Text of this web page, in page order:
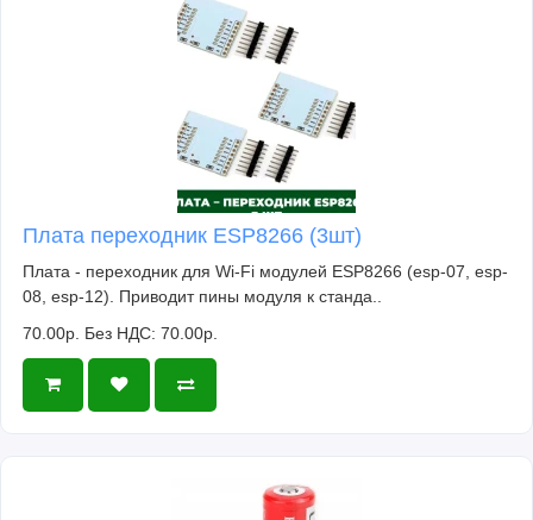
Плата переходник ESP8266 (3шт)
Плата - переходник для Wi-Fi модулей ESP8266 (esp-07, esp-
08, esp-12). Приводит пины модуля к станда..
70.00р. Без НДС: 70.00р.